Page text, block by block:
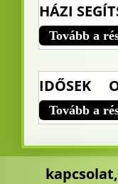
HÁZI
Image Link
Tovább a
IDŐSEK
Image Link
Tovább a